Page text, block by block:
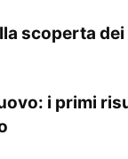
scoperta
i primi